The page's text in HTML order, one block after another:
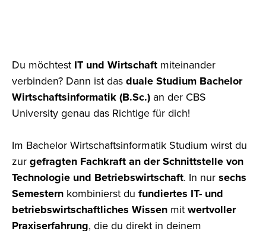
Du möchtest IT und Wirtschaft miteinander
verbinden? Dann ist das duale Studium Bachelor
Wirtschaftsinformatik (B.Sc.) an der CBS
University genau das Richtige für dich!
Im Bachelor Wirtschaftsinformatik Studium wirst du
zur gefragten Fachkraft an der Schnittstelle von
Technologie und Betriebswirtschaft. In nur sechs
Semestern kombinierst du fundiertes IT- und
betriebswirtschaftliches Wissen mit wertvoller
Praxiserfahrung, die du direkt in deinem